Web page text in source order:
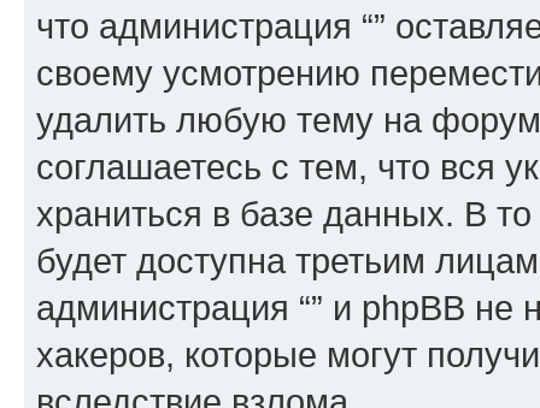
что администрация “”
своему усмотрению
удалить любую тему на
соглашаетесь с тем, что вся
храниться в базе данных. В
будет доступна третьим
администрация “” и phpBB не
хакеров, которые могут